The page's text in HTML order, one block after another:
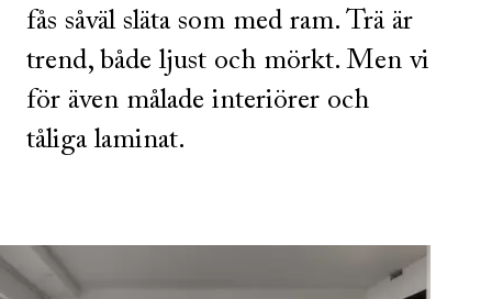
fås såväl släta som med ram. Trä är
trend, både ljust och mörkt. Men vi
för även målade interiörer och
tåliga laminat.